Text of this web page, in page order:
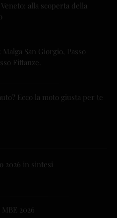
alla scoperta della
San Giorgio, Passo
Fittanze.
Ecco la moto giusta per te
2026 in sintesi
2026